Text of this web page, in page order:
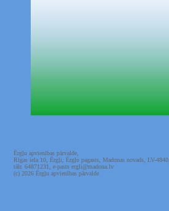
Ērgļu apvienības pārvalde,
Rīgas iela 10, Ērgļi, Ērgļu pagasts, Madonas novads, LV-4840,
tālr. 64871231, e-pasts ergli@madona.lv
(c) 2026 Ērgļu apvienības pārvalde